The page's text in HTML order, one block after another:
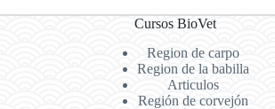
Cursos BioVet
Region de carpo
Region de la babilla
Articulos
Región de corvejón